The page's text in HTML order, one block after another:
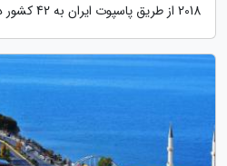
2018 از طریق پاسپوت ایران به 42 کشور دنیا...